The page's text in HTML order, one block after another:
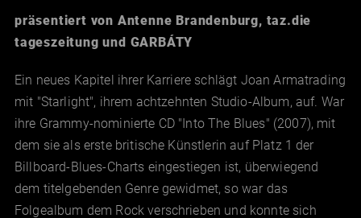
präsentiert von Antenne Brandenburg, taz.die
tageszeitung und GARBÁTY
Ein neues Kapitel ihrer Karriere schlägt Joan Armatrading
mit "Starlight", ihrem achtzehnten Studio-Album, auf. War
ihre Grammy-nominierte CD "Into The Blues" (2007), mit
dem sie als erste britische Künstlerin auf Platz 1 der
Billboard-Blues-Charts eingestiegen ist, überwiegend
dem titelgebenden Genre gewidmet, so war das
Folgealbum dem Rock verschrieben und konnte sich